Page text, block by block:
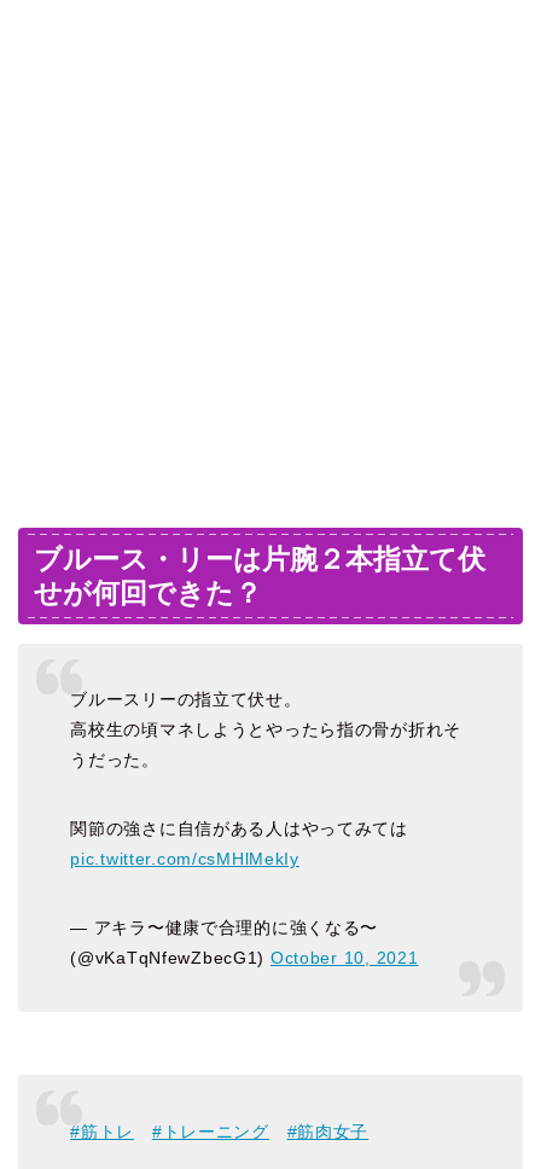
ブルース・リーは片腕２本指立て伏
せが何回できた？
ブルースリーの指立て伏せ。
高校生の頃マネしようとやったら指の骨が折れそ
うだった。
関節の強さに自信がある人はやってみては
pic.twitter.com/csMHlMekIy
— アキラ〜健康で合理的に強くなる〜
(@vKaTqNfewZbecG1) October 10, 2021
#筋トレ #トレーニング #筋肉女子